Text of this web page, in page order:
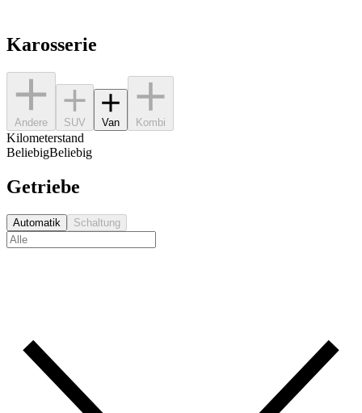
Karosserie
Andere SUV Van Kombi
Kilometerstand
BeliebigBeliebig
Getriebe
Automatik Schaltung